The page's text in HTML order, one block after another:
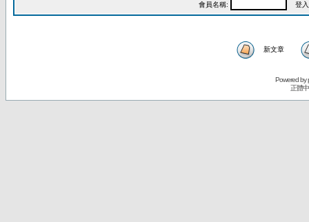
會員名稱: 登入
新文章
Powered by
正體